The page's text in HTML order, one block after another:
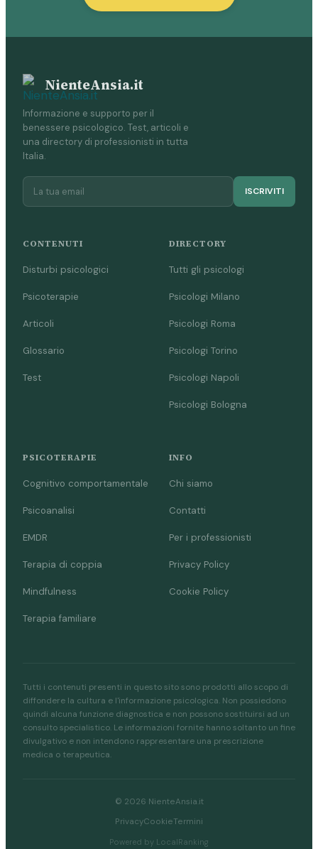
NienteAnsia.it
Informazione e supporto per il
benessere psicologico. Test, articoli e
una directory di professionisti in tutta
Italia.
ISCRIVITI
CONTENUTI
Disturbi psicologici
Psicoterapie
Articoli
Glossario
Test
DIRECTORY
Tutti gli psicologi
Psicologi Milano
Psicologi Roma
Psicologi Torino
Psicologi Napoli
Psicologi Bologna
PSICOTERAPIE
Cognitivo comportamentale
Psicoanalisi
EMDR
Terapia di coppia
Mindfulness
Terapia familiare
INFO
Chi siamo
Contatti
Per i professionisti
Privacy Policy
Cookie Policy
Tutti i contenuti presenti in questo sito sono prodotti allo scopo di
diffondere la cultura e l'informazione psicologica. Non possiedono
quindi alcuna funzione diagnostica e non possono sostituirsi ad un
consulto specialistico. Le informazioni fornite hanno soltanto un fine
divulgativo e non intendono rappresentare una prescrizione
medica o terapeutica.
© 2026 NienteAnsia.it
PrivacyCookieTermini
Powered by LocalRanking